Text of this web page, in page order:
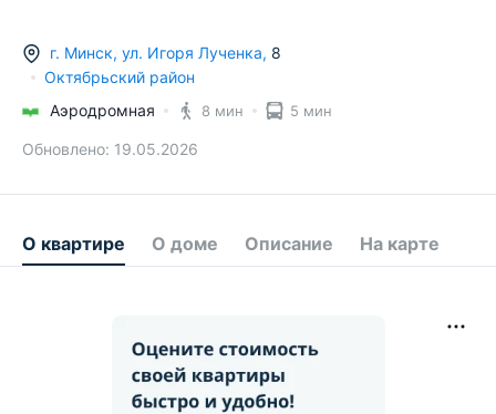
г. Минск, ул. Игоря Лученка, 8
Октябрьский район
Аэродромная
8 мин 5 мин
Обновлено: 19.05.2026
О квартире О доме Описание На карте